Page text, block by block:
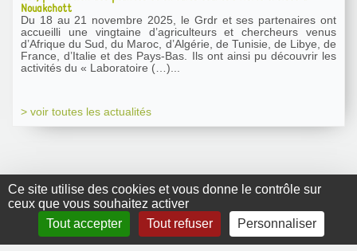
Ce site utilise des cookies et vous donne le contrôle sur
ceux que vous souhaitez activer
Tout accepter
Tout refuser Personnaliser
Nouakchott
Du 18 au 21 novembre 2025, le Grdr et ses partenaires ont
accueilli une vingtaine d’agriculteurs et chercheurs venus
d’Afrique du Sud, du Maroc, d’Algérie, de Tunisie, de Libye, de
France, d’Italie et des Pays-Bas. Ils ont ainsi pu découvrir les
activités du « Laboratoire (…)...
> voir toutes les actualités
GRDR Copyright
2010 |RSS|Plan du site|Mentions légales|Contact